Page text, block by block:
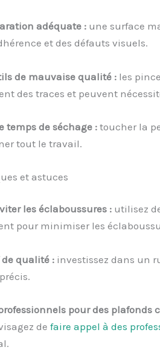
adéquate :une surface
et des défauts visuels.
de mauvaise qualité :les
des traces et peuvent
temps de séchage :toucher la
tout le travail.
et astuces
les éclaboussures :utilisez
pour minimiser les
qualité :investissez dans un
pour des plafonds
de faire appel à des